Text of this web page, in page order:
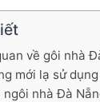
về gôi nhà
mới lạ sử
ngôi nhà Đà